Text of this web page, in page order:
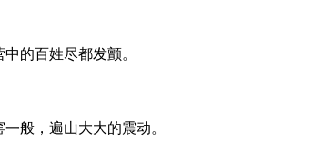
的百姓尽都发颤。
般，遍山大大的震动。